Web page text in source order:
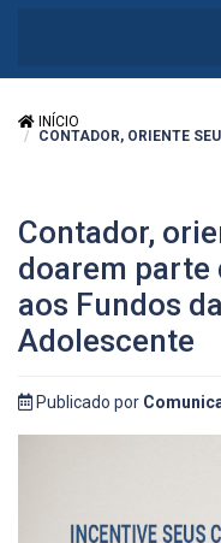
INÍCIO
CONTADOR, ORIENTE
Contador,
doarem parte
aos Fundos
Adolescente
Publicado por